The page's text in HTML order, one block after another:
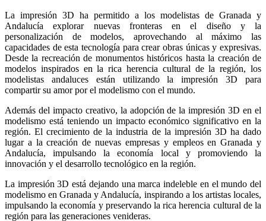
La impresión 3D ha permitido a los modelistas de Granada y
Andalucía explorar nuevas fronteras en el diseño y la
personalización de modelos, aprovechando al máximo las
capacidades de esta tecnología para crear obras únicas y expresivas.
Desde la recreación de monumentos históricos hasta la creación de
modelos inspirados en la rica herencia cultural de la región, los
modelistas andaluces están utilizando la impresión 3D para
compartir su amor por el modelismo con el mundo.
Además del impacto creativo, la adopción de la impresión 3D en el
modelismo está teniendo un impacto económico significativo en la
región. El crecimiento de la industria de la impresión 3D ha dado
lugar a la creación de nuevas empresas y empleos en Granada y
Andalucía, impulsando la economía local y promoviendo la
innovación y el desarrollo tecnológico en la región.
La impresión 3D está dejando una marca indeleble en el mundo del
modelismo en Granada y Andalucía, inspirando a los artistas locales,
impulsando la economía y preservando la rica herencia cultural de la
región para las generaciones venideras.